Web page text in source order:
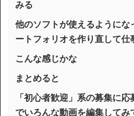
みる
他のソフトが使えるようにな
ートフォリオを作り直して仕
こんな感じかな
まとめると
「初心者歓迎」系の募集に
でいろんな動画を編集してみ